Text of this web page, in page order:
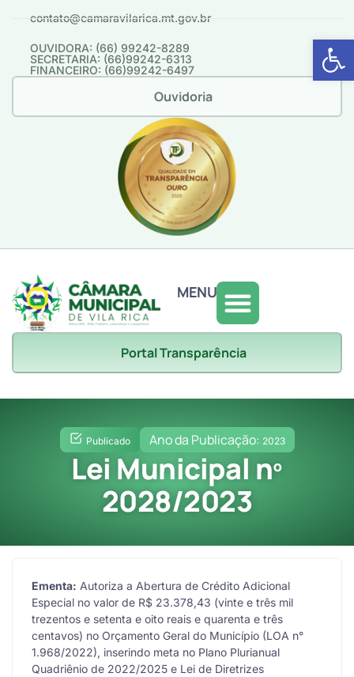
Abrir
contato@camaravilarica.mt.gov.br
OUVIDORA: (66) 99242-8289
SECRETARIA: (66)99242-6313
FINANCEIRO: (66)99242-6497
Ouvidoria
MENU
Portal Transparência
Publicado Ano da Publicação: 2023
Lei Municipal nº
2028/2023
Ementa: Autoriza a Abertura de Crédito Adicional
Especial no valor de R$ 23.378,43 (vinte e três mil
trezentos e setenta e oito reais e quarenta e três
centavos) no Orçamento Geral do Município (LOA n°
1.968/2022), inserindo meta no Plano Plurianual
Quadriênio de 2022/2025 e Lei de Diretrizes